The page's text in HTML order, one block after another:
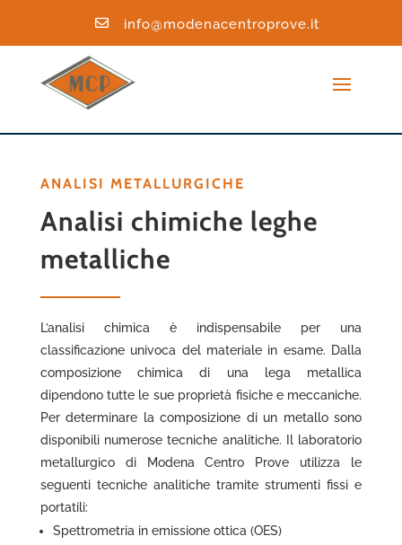
 info@modenacentroprove.it
ANALISI METALLURGICHE
Analisi chimiche leghe
metalliche
L’analisi chimica è indispensabile per una
classificazione univoca del materiale in esame. Dalla
composizione chimica di una lega metallica
dipendono tutte le sue proprietà fisiche e meccaniche.
Per determinare la composizione di un metallo sono
disponibili numerose tecniche analitiche. Il laboratorio
metallurgico di Modena Centro Prove utilizza le
seguenti tecniche analitiche tramite strumenti fissi e
portatili:
Spettrometria in emissione ottica (OES)